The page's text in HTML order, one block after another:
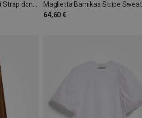
Canotta Satin Spaghetti Strap donna
64,60 €